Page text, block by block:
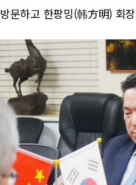
방문하고 한팡밍(韩方明) 회